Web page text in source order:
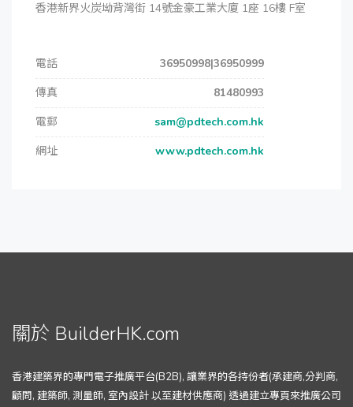
香港新界火炭坳背灣街 14號金豪工業大廈 1座 16樓 F室
電話
36950998|36950999
傳真
81480993
電郵
sam@pdtech.com.hk
網址
www.pdtech.com.hk
關於 BuilderHK.com
香港建築界的專門電子推廣平台(B2B), 讓業界的各持份者(承建商,分判商,
顧問, 建築師, 測量師, 室內設計 以至建材供應商) 透過建立專頁來推廣公司